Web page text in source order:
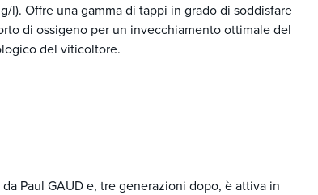
Offre una gamma di tappi in grado di soddisfare
di ossigeno per un invecchiamento ottimale del
del viticoltore.
Paul GAUD e, tre generazioni dopo, è attiva in